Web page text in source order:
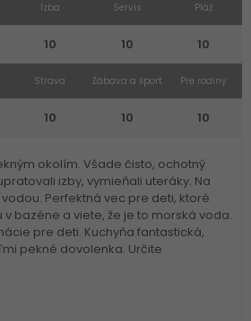
Izba
10
Servis
10
Pláž
10
Strava
10
Zábava a šport
10
Pre rodiny
10
okolím. Všade čisto, ochotný
izby, vymieňali uteráky. Na
Perfektná vec pre deti, ktoré
bazéne a viete, že je to morská voda.
pre deti. Kuchyňa fantastická,
pekné dovolenka. Určite